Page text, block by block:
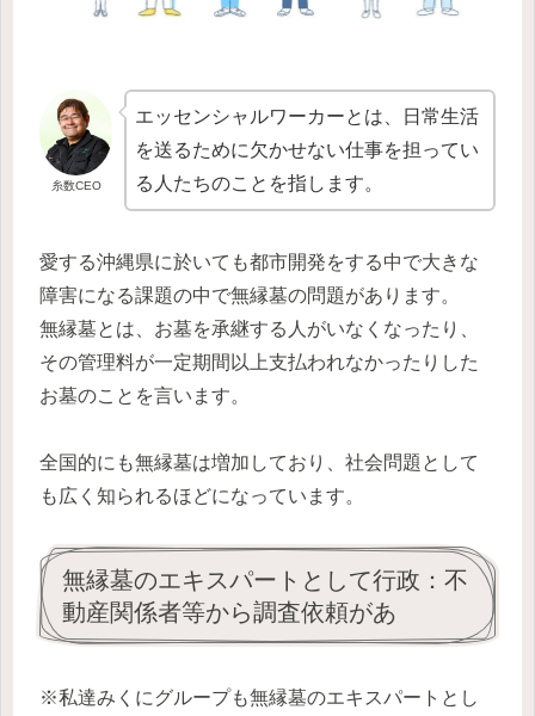
糸数CEO
エッセンシャルワーカーとは、日常生活
を送るために欠かせない仕事を担ってい
る人たちのことを指します。
愛する沖縄県に於いても都市開発をする中で大きな
障害になる課題の中で無縁墓の問題があります。
無縁墓とは、お墓を承継する人がいなくなったり、
その管理料が一定期間以上支払われなかったりした
お墓のことを言います。
全国的にも無縁墓は増加しており、社会問題として
も広く知られるほどになっています。
無縁墓のエキスパートとして行政：不
動産関係者等から調査依頼があ
※私達みくにグループも無縁墓のエキスパートとし